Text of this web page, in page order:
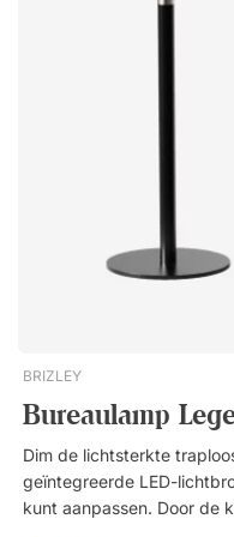
verstelbaar zijn.
BRIZLEY
Bureaulamp
Dim de lichtsterkte
geïntegreerde LED-
kunt aanpassen. Door de